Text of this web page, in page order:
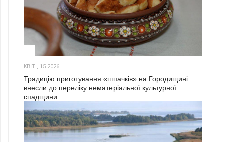
КВІТ., 15 2026
Традицію приготування «шпачків» на Городищині
внесли до переліку нематеріальної культурної
спадщини